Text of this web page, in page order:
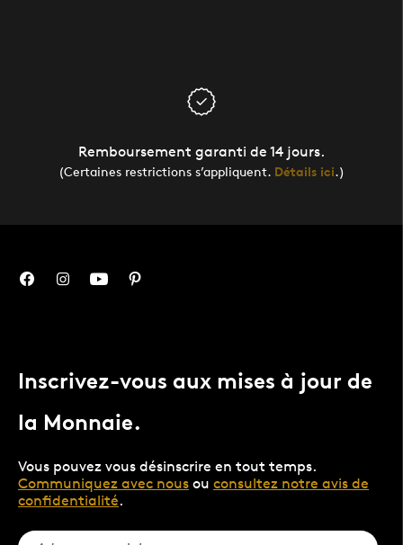
Remboursement garanti de 14 jours.
(Certaines restrictions s’appliquent. Détails ici.)
Inscrivez-vous aux mises à jour de
la Monnaie.
Vous pouvez vous désinscrire en tout temps.
Communiquez avec nous ou consultez notre avis de
confidentialité.